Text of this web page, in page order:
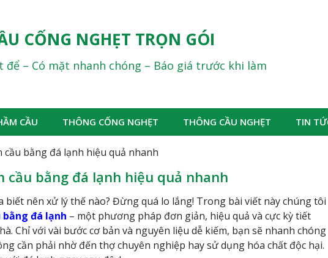
CỐNG NGHẸT TRỌN GÓI
– Có mặt nhanh chóng – Báo giá trước khi làm
CẦU THÔNG CỐNG NGHẸT THÔNG CẦU NGHẸT TIN
bằng đá lạnh hiệu quả nhanh
bằng đá lạnh hiệu quả nhanh
biết nên xử lý thế nào? Đừng quá lo lắng! Trong bài viết này chúng tôi
đá lạnh – một phương pháp đơn giản, hiệu quả và cực kỳ tiết
Chỉ với vài bước cơ bản và nguyên liệu dễ kiếm, bạn sẽ nhanh chóng
cần phải nhờ đến thợ chuyên nghiệp hay sử dụng hóa chất độc hại.